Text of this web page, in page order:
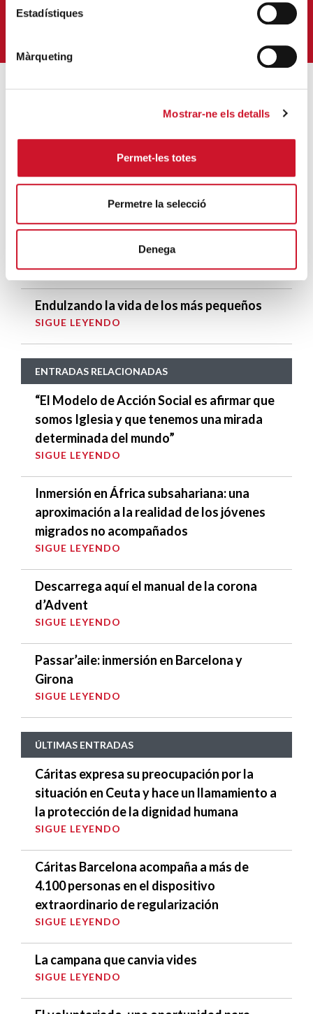
Estadístiques
Màrqueting
Mostrar-ne els detalls
Permet-les totes
Permetre la selecció
Denega
QUIERO SUSCRIBIRME
ENTRADAS MÁS POPULARES
Un cambio renovador
SIGUE LEYENDO
SIGUE LEYENDO
Mucho más que comer
SIGUE LEYENDO
Endulzando la vida de los más pequeños
SIGUE LEYENDO
ENTRADAS RELACIONADAS
“El Modelo de Acción Social es afirmar que
somos Iglesia y que tenemos una mirada
determinada del mundo”
SIGUE LEYENDO
Inmersión en África subsahariana: una
aproximación a la realidad de los jóvenes
migrados no acompañados
SIGUE LEYENDO
Descarrega aquí el manual de la corona
d’Advent
SIGUE LEYENDO
Passar’aile: inmersión en Barcelona y
Girona
SIGUE LEYENDO
ÚLTIMAS ENTRADAS
Cáritas expresa su preocupación por la
situación en Ceuta y hace un llamamiento a
la protección de la dignidad humana
SIGUE LEYENDO
Cáritas Barcelona acompaña a más de
4.100 personas en el dispositivo
extraordinario de regularización
SIGUE LEYENDO
La campana que canvia vides
SIGUE LEYENDO